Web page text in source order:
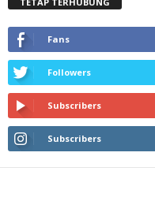
Fans
Followers
Subscribers
Subscribers